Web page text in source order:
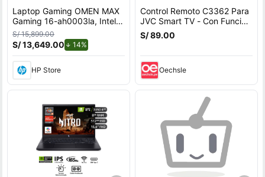
Laptop Gaming OMEN MAX
Gaming 16-ah0003la, Intel
Core Ultra 9, 32 GB NVIDIA®
GeForce RTX™ 5080 GPU
(16 GB GDDR7 dedicada), 1
Windows 11 Home
S/ 15,899.00
S/ 13,649.00 14%
HP Store
Control Remoto C3362 Para
JVC Smart TV - Con Función
De Voz
S/ 89.00
Oechsle